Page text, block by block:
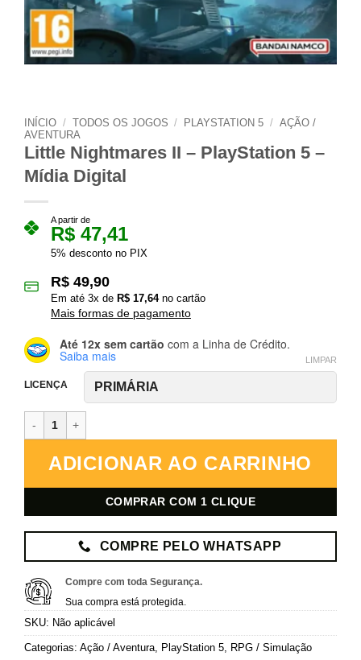
INÍCIO / TODOS OS JOGOS / PLAYSTATION 5 / AÇÃO /
AVENTURA
Little Nightmares II – PlayStation 5 –
Mídia Digital
A partir de
R$ 47,41
5% desconto no PIX
R$ 49,90
Em até 3x de R$ 17,64no cartão
Mais formas de pagamento
Até 12x sem cartão com a Linha de Crédito.
Saiba mais
LICENÇA
LIMPAR
ADICIONAR AO CARRINHO
COMPRAR COM 1 CLIQUE
COMPRE PELO WHATSAPP
Compre com toda Segurança.
Sua compra está protegida.
SKU: Não aplicável
Categorias: Ação / Aventura PlayStation 5 RPG / Simulação